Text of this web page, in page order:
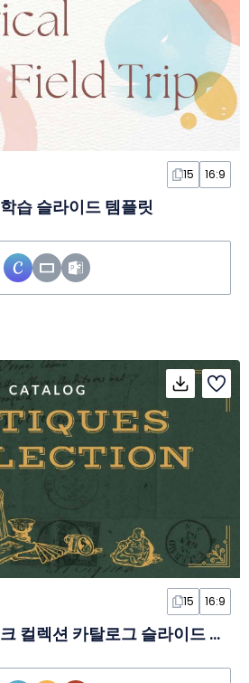
15 16:9
습 슬라이드 템플릿
15 16:9
우아한 빈티지 앤티크 컬렉션 카탈로그 슬라이드 템플릿